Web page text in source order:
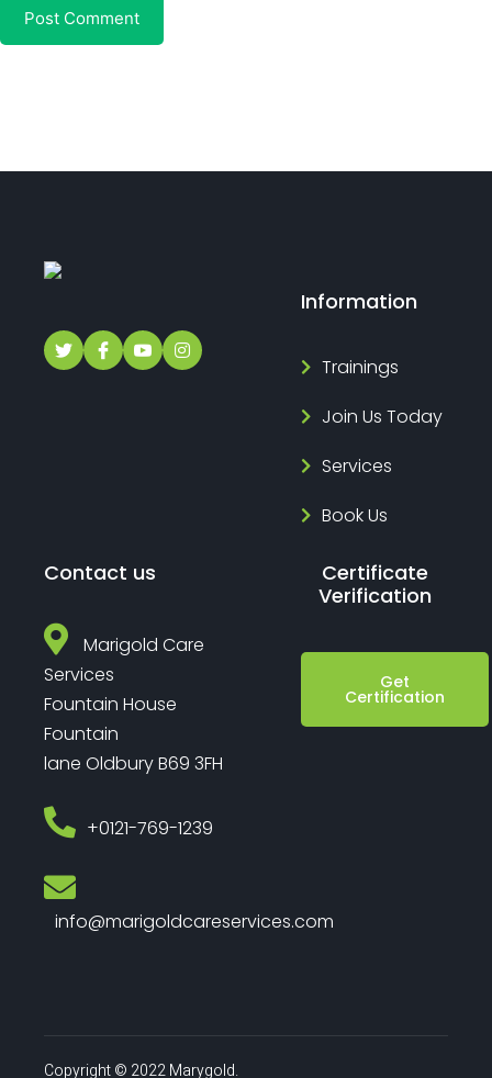
Information
Trainings
Join Us Today
Services
Book Us
Contact us
Marigold Care
Services
Fountain House
Fountain
lane Oldbury B69 3FH
‎+0121-769-1239
info@marigoldcareservices.com
Certificate
Verification
Get
Certification
Copyright © 2022 Marygold.